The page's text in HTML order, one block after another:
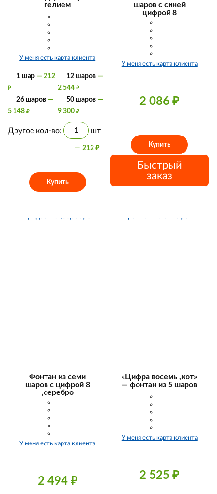
гелием
У меня есть карта клиента
1 шар — 212
₽
12 шаров —
2 544 ₽
26 шаров —
5 148 ₽
50 шаров —
9 300 ₽
Другое кол-во: шт
— 212 ₽
Купить
шаров с синей
цифрой 8
У меня есть карта клиента
2 086₽
Купить
Быстрый
заказ
Фонтан из семи
шаров с цифрой 8
,серебро
У меня есть карта клиента
2 494 ₽
«Цифра восемь ,кот»
— фонтан из 5 шаров
У меня есть карта клиента
2 525₽